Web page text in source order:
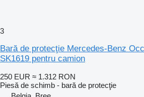
3
Bară de protecţie Mercedes-Benz
SK1619 pentru camion
250 EUR ≈ 1.312 RON
Piesă de schimb - bară de protecţie